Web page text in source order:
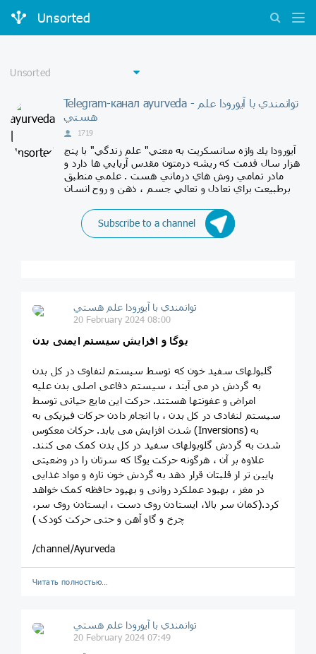
Unsorted
Telegram-канал ayurveda - توانمندي با آيورودا علم
هستي
1719
آيورودا يك واژه سانسكريت به معني" علم زندگي" با پنج
هزار سال قدمت كه ريشه درمتون مقدس آريايي ها دارد و
مادر تمامي روش هاي درماني هست . علمي منطبق
برطبيعت براي تعادل و تعالي جسم ، ذهن و روح انسان
Subscribe to a channel
توانمندي با آيورودا علم هستي
20 February 2024 08:00
یوگا و افزایش سیستم ایمنی بدن
گلبولهای سفید خون که توسط سیستم لنفاوی در کل بدن
به گردش در می آیند ، سیستم دفاعی اصلی بدن علیه
امراض و عفونتها هستند. حرکت این مایع حیاتی توسط
سیستم لنفادی در کل بدن ، با انجام دادن حرکات فیزیکی به
شدت افزایش می یابد. حرکات معکوس (Inversions) به
شدت به گردش گلوبولهای سفید در کل بدن کمک می کنند.
علاوه بر آن ، هرگونه حرکت یوگا که سرتان را در وضعیتی
پایین تر از قلبتان قرار دهد به گردش خون تازه و مواد غذایی
در مغز ، بهبود عملکرد روانی و بهیود حافظه کمک خواهد
کرد.(کمان سر بالا، ایستادن روی دست ، ایستادن روی سر،
چرخ و گاو آهن و حتی حرکت کودک )
/channel/Ayurveda
Читать полностью…
توانمندي با آيورودا علم هستي
20 February 2024 07:49